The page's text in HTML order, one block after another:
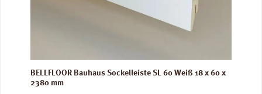
BELLFLOOR Bauhaus Sockelleiste SL 60 Weiß 18 x 60 x
2380 mm